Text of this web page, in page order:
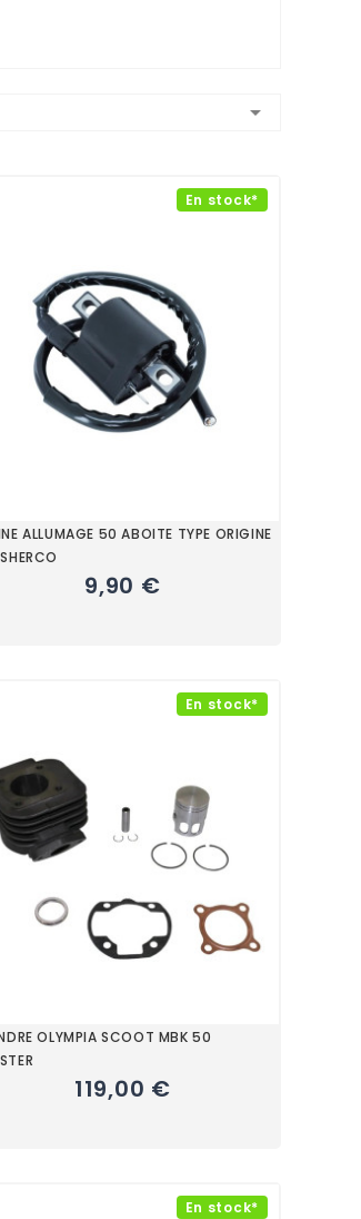

En stock*
ALLUMAGE 50 ABOITE TYPE ORIGINE
9,90 €
En stock*
OLYMPIA SCOOT MBK 50
119,00 €
En stock*